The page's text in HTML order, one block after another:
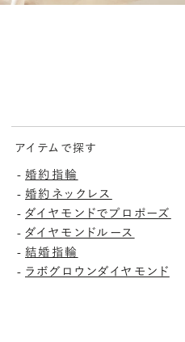
アイテムで探す
- 婚約指輪
- 婚約ネックレス
- ダイヤモンドでプロポーズ
- ダイヤモンドルース
- 結婚指輪
- ラボグロウンダイヤモンド